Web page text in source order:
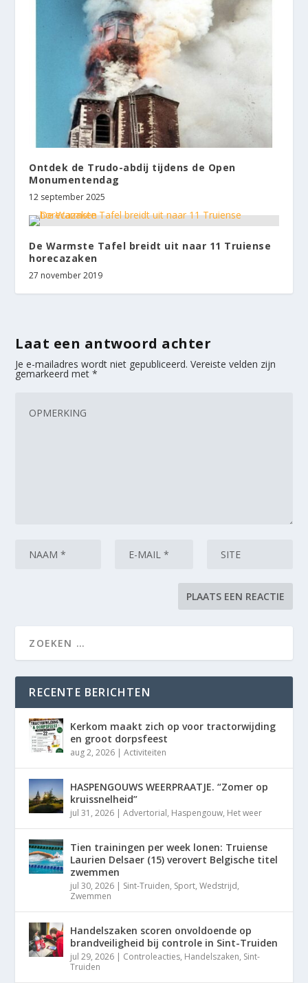
Ontdek de Trudo-abdij tijdens de Open
Monumentendag
12 september 2025
De Warmste Tafel breidt uit naar 11 Truiense
horecazaken
27 november 2019
Laat een antwoord achter
Je e-mailadres wordt niet gepubliceerd. Vereiste velden zijn
gemarkeerd met*
RECENTE BERICHTEN
Kerkom maakt zich op voor tractorwijding
en groot dorpsfeest
aug 2, 2026 |Activiteiten
HASPENGOUWS WEERPRAATJE. “Zomer op
kruissnelheid”
jul 31, 2026 |Advertorial, Haspengouw, Het weer
Tien trainingen per week lonen: Truiense
Laurien Delsaer (15) verovert Belgische titel
zwemmen
jul 30, 2026 | Sint-Truiden, Sport,Wedstrijd,
Zwemmen
Handelszaken scoren onvoldoende op
brandveiligheid bij controle in Sint-Truiden
jul 29, 2026 | Controleacties, Handelszaken, Sint-
Truiden